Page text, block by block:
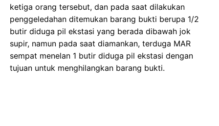
ketiga orang tersebut, dan pada saat dilakukan
penggeledahan ditemukan barang bukti berupa 1/2
butir diduga pil ekstasi yang berada dibawah jok
supir, namun pada saat diamankan, terduga MAR
sempat menelan 1 butir diduga pil ekstasi dengan
tujuan untuk menghilangkan barang bukti.